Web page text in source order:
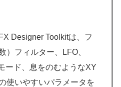
Designer Toolkitは、フ
）フィルター、LFO、
ード、息をのむようなXY
使いやすいパラメータを